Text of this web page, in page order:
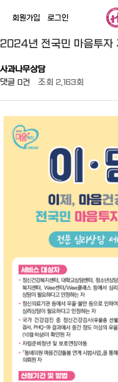
회원가입 로그인
2024년 전국민 마음투자
사과나무상담
댓글 0건 조회 2,163회